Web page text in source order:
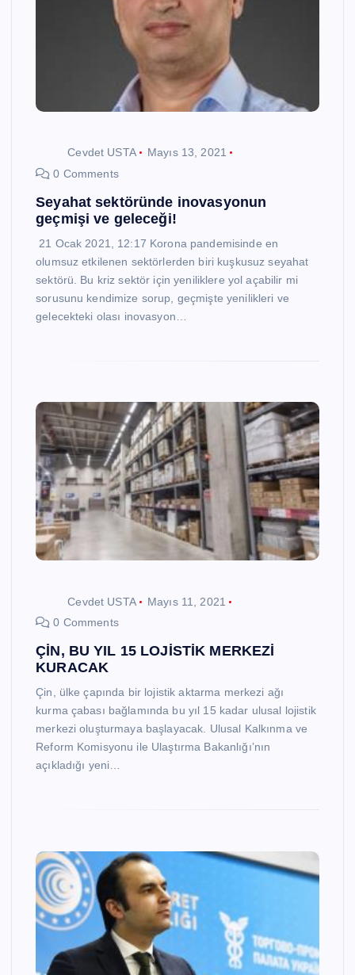
Cevdet USTA
Mayıs 13, 2021
0 Comments
Seyahat sektöründe inovasyonun
geçmişi ve geleceği!
21 Ocak 2021, 12:17 Korona pandemisinde en
olumsuz etkilenen sektörlerden biri kuşkusuz seyahat
sektörü. Bu kriz sektör için yeniliklere yol açabilir mi
sorusunu kendimize sorup, geçmişte yenilikleri ve
gelecekteki olası inovasyon…
Cevdet USTA
Mayıs 11, 2021
0 Comments
ÇİN, BU YIL 15 LOJİSTİK MERKEZİ
KURACAK
Çin, ülke çapında bir lojistik aktarma merkezi ağı
kurma çabası bağlamında bu yıl 15 kadar ulusal lojistik
merkezi oluşturmaya başlayacak. Ulusal Kalkınma ve
Reform Komisyonu ile Ulaştırma Bakanlığı’nın
açıkladığı yeni…